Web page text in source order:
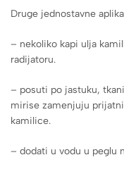
Druge jednostavne
– nekoliko kapi ulja
radijatoru.
– posuti po jastuku,
mirise zamenjuju
kamilice.
– dodati u vodu u peglu